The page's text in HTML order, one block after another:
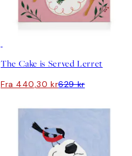
The Cake is Served Lerret
Fra 440,30 kr629 kr